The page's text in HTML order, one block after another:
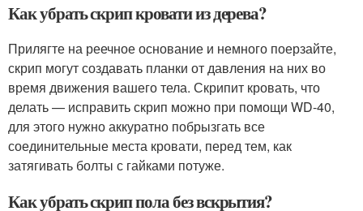
Как убрать скрип кровати из дерева?
Прилягте на реечное основание и немного поерзайте,
скрип могут создавать планки от давления на них во
время движения вашего тела. Скрипит кровать, что
делать — исправить скрип можно при помощи WD-40,
для этого нужно аккуратно побрызгать все
соединительные места кровати, перед тем, как
затягивать болты с гайками потуже.
Как убрать скрип пола без вскрытия?